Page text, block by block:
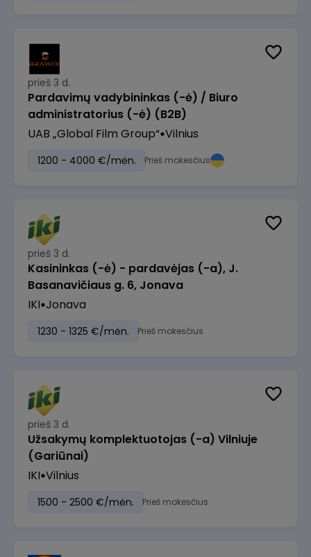
prieš 3 d.
Pardavimų vadybininkas (-ė) / Biuro
administratorius (-ė) (B2B)
UAB „Global Film Group“ Vilnius
1200 - 4000 €/mėn. Prieš mokesčius
prieš 3 d.
Kasininkas (-ė) - pardavėjas (-a), J.
Basanavičiaus g. 6, Jonava
IKI Jonava
1230 - 1325 €/mėn. Prieš mokesčius
prieš 3 d.
Užsakymų komplektuotojas (-a) Vilniuje
(Gariūnai)
IKI Vilnius
1500 - 2500 €/mėn. Prieš mokesčius